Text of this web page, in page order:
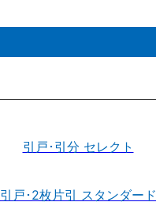
引戸･引分 セレクト
引戸･2枚片引 スタンダード